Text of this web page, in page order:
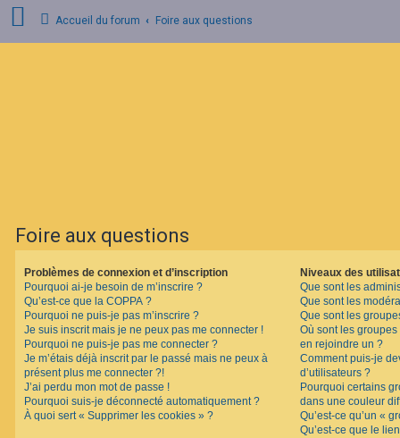
n
Accueil du forum Foire aux questions
Foire aux questions
Problèmes de connexion et d’inscription
Pourquoi ai-je besoin de m’inscrire ?
Qu’est-ce que la COPPA ?
Pourquoi ne puis-je pas m’inscrire ?
Je suis inscrit mais je ne peux pas me connecter !
Pourquoi ne puis-je pas me connecter ?
Je m’étais déjà inscrit par le passé mais ne peux à
présent plus me connecter ?!
J’ai perdu mon mot de passe !
Pourquoi suis-je déconnecté automatiquement ?
À quoi sert « Supprimer les cookies » ?
Niveaux des
Que sont les
Que sont les
Que sont les
Où sont les
en rejoindre un ?
Comment puis-je
d’utilisateurs ?
Pourquoi certains
dans une couleur
Qu’est-ce qu’un «
Qu’est-ce que le